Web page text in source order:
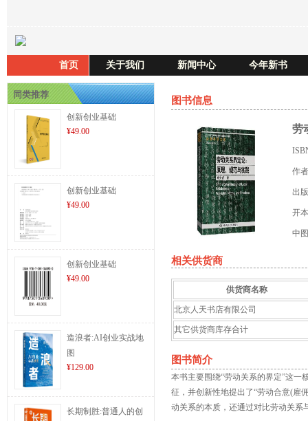
首页 关于我们 新闻中心 今年新书
同类推荐
创新创业基础
¥49.00
创新创业基础
¥49.00
创新创业基础
¥49.00
造浪者:AI创业实战地
图
¥129.00
长期制胜:普通人的创
图书信息
劳
作
出
开
中
相关供货商
供货商名称
北京人天书店有限公司
其它供货商库存合计
图书简介
本书主要围绕“劳动关系的界定”这
征，并创新性地提出了“劳动合意(雇
动关系的本质，还通过对比劳动关系